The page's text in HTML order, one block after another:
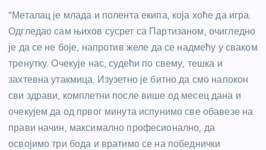
“Металац је млада и полента екипа, која хоће да игра.
Одгледао сам њихов сусрет са Партизаном, очигледно
је да се не боје, напротив желе да се надмећу у сваком
тренутку. Очекује нас, судећи по свему, тешка и
захтевна утакмица. Изузетно је битно да смо напокон
сви здрави, комплетни после више од месец дана и
очекујем да од првог минута испунимо све обавезе на
прави начин, максимално професионално, да
освојимо три бода и вратимо се на победнички